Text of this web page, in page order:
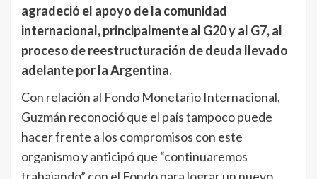
agradeció el apoyo de la comunidad
internacional, principalmente al G20 y al G7, al
proceso de reestructuración de deuda llevado
adelante por la Argentina.
Con relación al Fondo Monetario Internacional,
Guzmán reconoció que el país tampoco puede
hacer frente a los compromisos con este
organismo y anticipó que “continuaremos